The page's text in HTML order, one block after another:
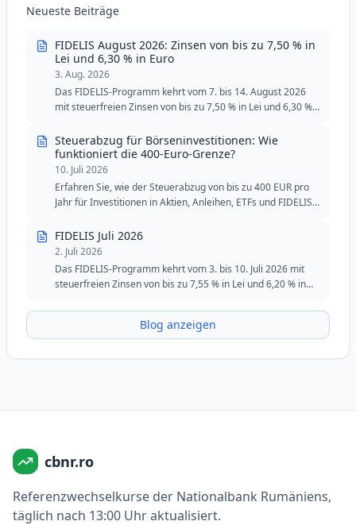
Neueste Beiträge
FIDELIS August 2026: Zinsen von bis zu 7,50 % in
Lei und 6,30 % in Euro
3. Aug. 2026
Das FIDELIS-Programm kehrt vom 7. bis 14. August 2026
mit steuerfreien Zinsen von bis zu 7,50 % in Lei und 6,30 %
Tranchen für Blutspender, mit reduzierten
Mindestschwellen in Lei und Euro.
Steuerabzug für Börseninvestitionen: Wie
funktioniert die 400-Euro-Grenze?
10. Juli 2026
Erfahren Sie, wie der Steuerabzug von bis zu 400 EUR pro
Jahr für Investitionen in Aktien, Anleihen, ETFs und FIDELIS-
FIDELIS Juli 2026
2. Juli 2026
Das FIDELIS-Programm kehrt vom 3. bis 10. Juli 2026 mit
steuerfreien Zinsen von bis zu 7,55 % in Lei und 6,20 % in
für Blutspender in Lei bei und bleibt eine attraktive Option
für Investoren, die Sicherheit, Flexibilität und feste Renditen
Blog anzeigen
cbnr.ro
Referenzwechselkurse der Nationalbank Rumäniens,
täglich nach 13:00 Uhr aktualisiert.